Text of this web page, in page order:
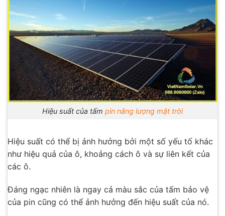
Hiệu suất của tấm pin năng lượng mặt trời
Hiệu suất có thể bị ảnh hưởng bởi một số yếu tố khác
như hiệu quả của ô, khoảng cách ô và sự liên kết của
các ô.
Đáng ngạc nhiên là ngay cả màu sắc của tấm bảo vệ
của pin cũng có thể ảnh hưởng đến hiệu suất của nó.